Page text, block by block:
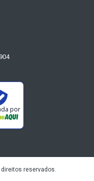
por
reservados.